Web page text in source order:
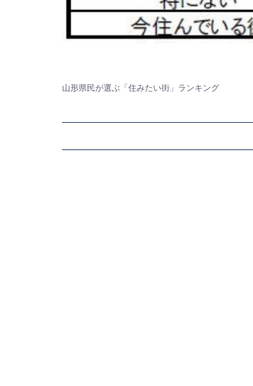
山形県民が選ぶ「住みたい街」ランキング